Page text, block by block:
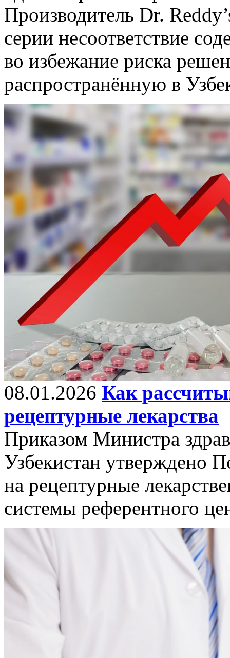
Производитель Dr.
серии несоответствие
во избежание риска
распространённую в
08.01.2026 Как
рецептурные лекарства
Приказом Министра
Узбекистан утверждено
на рецептурные
системы референтного